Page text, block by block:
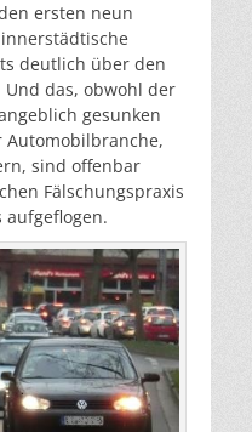
ersten neun
deutlich über den
Und das, obwohl der
gesunken
Automobilbranche,
sind offenbar
Fälschungspraxis
aufgeflogen.